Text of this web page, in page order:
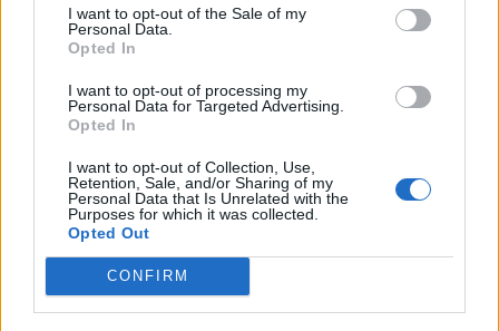
I want to opt-out of the Sale of my
Personal Data.
Opted In
I want to opt-out of processing my
Personal Data for Targeted Advertising.
Opted In
I want to opt-out of Collection, Use,
Retention, Sale, and/or Sharing of my
Personal Data that Is Unrelated with the
Purposes for which it was collected.
Opted Out
CONFIRM
AUR
UDMR
PMP (Tomac)
Forța Dreptei (L. Orban)
REPER
SENS
SOS (Șoșoacă)
POT (Gavrilă)
PACE (Peia)